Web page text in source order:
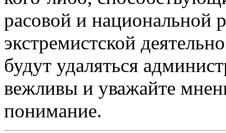
расовой и национальной
экстремистской
будут удаляться
вежливы и уважайте
понимание.